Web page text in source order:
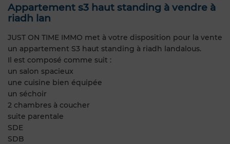
Appartement s3 haut standing à vendre à
riadh lan
JUST ON TIME IMMO met à votre disposition pour la vente
un appartement S3 haut standing à riadh landalous.
Il est composé comme suit :
un salon spacieux
une cuisine bien équipée
un séchoir
2 chambres à coucher
suite parentale
SDE
SDB